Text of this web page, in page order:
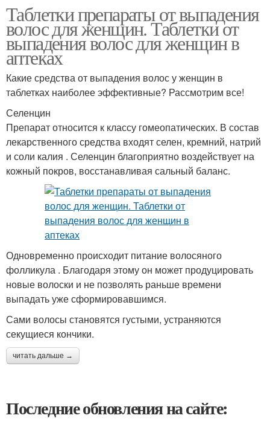
Таблетки препараты от выпадения
волос для женщин. Таблетки от
выпадения волос для женщин в
аптеках
Какие средства от выпадения волос у женщин в
таблетках наиболее эффективные? Рассмотрим все!
Селенцин
Препарат относится к классу гомеопатических. В состав
лекарственного средства входят селен, кремний, натрий
и соли калия . Селенцин благоприятно воздействует на
кожный покров, восстанавливая сальный баланс.
Одновременно происходит питание волосяного
фолликула . Благодаря этому он может продуцировать
новые волоски и не позволять раньше времени
выпадать уже сформировавшимся.
Сами волосы становятся густыми, устраняются
секущиеся кончики.
читать дальше →
Последние обновления на сайте: